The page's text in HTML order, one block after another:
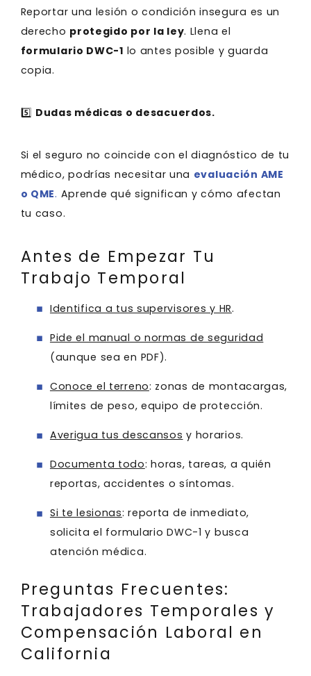
Reportar una lesión o condición insegura es un
derecho protegido por la ley. Llena el
formulario DWC-1 lo antes posible y guarda
copia.
5️⃣ Dudas médicas o desacuerdos.
Si el seguro no coincide con el diagnóstico de tu
médico, podrías necesitar una evaluación AME
o QME. Aprende qué significan y cómo afectan
tu caso.
Antes de Empezar Tu
Trabajo Temporal
Identifica a tus supervisores y HR.
Pide el manual o normas de seguridad
(aunque sea en PDF).
Conoce el terreno: zonas de montacargas,
límites de peso, equipo de protección.
Averigua tus descansos y horarios.
Documenta todo: horas, tareas, a quién
reportas, accidentes o síntomas.
Si te lesionas: reporta de inmediato,
solicita el formulario DWC-1 y busca
atención médica.
Preguntas Frecuentes:
Trabajadores Temporales y
Compensación Laboral en
California